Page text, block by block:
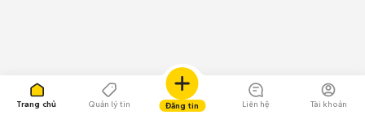
Trang chủ Quản lý tin Đăng tin Liên hệ Tài khoản